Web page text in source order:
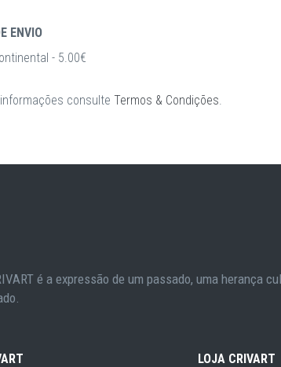
ENVIO
- 5.00€
consulte Termos & Condições.
é a expressão de um passado, uma herança
LOJA CRIVART